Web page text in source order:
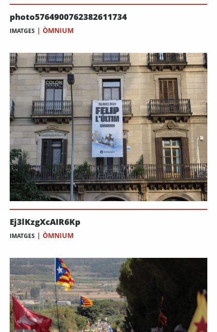
photo5764900762382611734
IMATGES | ÒMNIUM
Ej3lKzgXcAIR6Kp
IMATGES | ÒMNIUM